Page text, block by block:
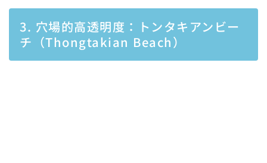
3. 穴場的高透明度：トンタキアンビー
チ（Thongtakian Beach）